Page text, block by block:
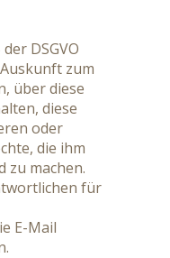
DSGVO
zum
über diese
diese
oder
die ihm
zu machen.
für
E-Mail